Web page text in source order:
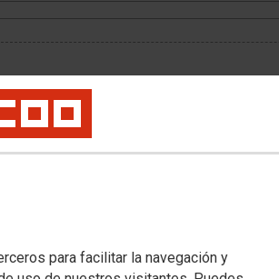
para facilitar la navegación y